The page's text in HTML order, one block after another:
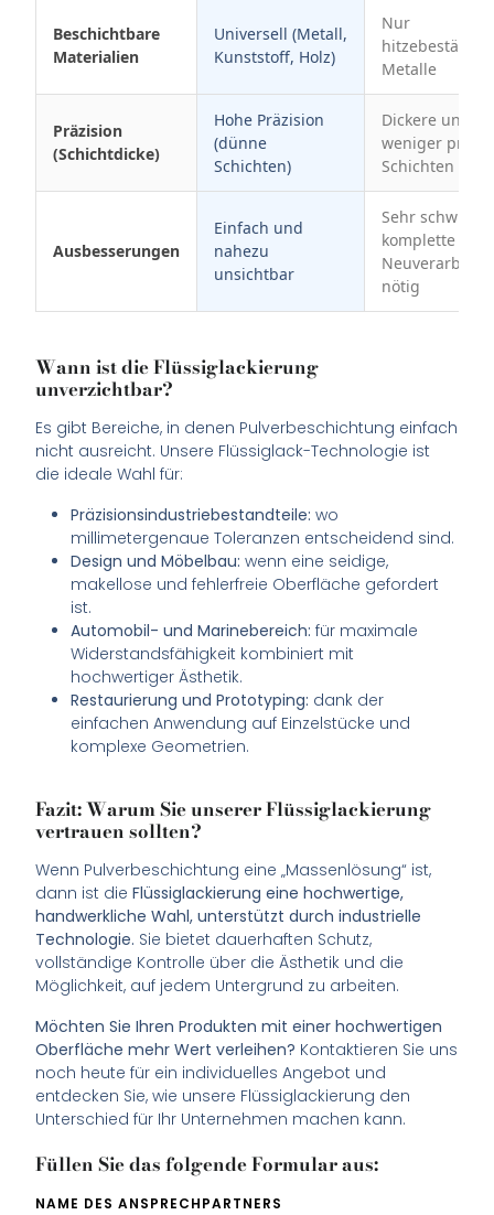
Beschichtbare
Materialien
Universell (Metall,
Kunststoff, Holz)
Nur
Metalle
Präzision
(Schichtdicke)
Hohe Präzision
(dünne
Schichten)
Dickere und
weniger
Schichten
Ausbesserungen
Einfach und
nahezu
unsichtbar
Sehr
komplette
nötig
Wann ist die Flüssiglackierung
unverzichtbar?
Es gibt Bereiche, in denen Pulverbeschichtung einfach
nicht ausreicht. Unsere Flüssiglack-Technologie ist
die ideale Wahl für:
Präzisionsindustriebestandteile: wo
millimetergenaue Toleranzen entscheidend sind.
Design und Möbelbau: wenn eine seidige,
makellose und fehlerfreie Oberfläche gefordert
ist.
Automobil- und Marinebereich: für maximale
Widerstandsfähigkeit kombiniert mit
hochwertiger Ästhetik.
Restaurierung und Prototyping: dank der
einfachen Anwendung auf Einzelstücke und
komplexe Geometrien.
Fazit: Warum Sie unserer Flüssiglackierung
vertrauen sollten?
Wenn Pulverbeschichtung eine „Massenlösung“ ist,
dann ist dieFlüssiglackierung eine hochwertige,
handwerkliche Wahl, unterstützt durch industrielle
Technologie. Sie bietet dauerhaften Schutz,
vollständige Kontrolle über die Ästhetik und die
Möglichkeit, auf jedem Untergrund zu arbeiten.
Möchten Sie Ihren Produkten mit einer hochwertigen
Oberfläche mehr Wert verleihen? Kontaktieren Sie uns
noch heute für ein individuelles Angebot und
entdecken Sie, wie unsere Flüssiglackierung den
Unterschied für Ihr Unternehmen machen kann.
Füllen Sie das folgende Formular aus:
NAME DES ANSPRECHPARTNERS